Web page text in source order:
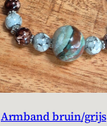
a
l
Armband bruin/grijs